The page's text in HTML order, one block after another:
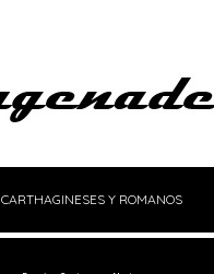
CARTHAGINESES Y ROMANOS